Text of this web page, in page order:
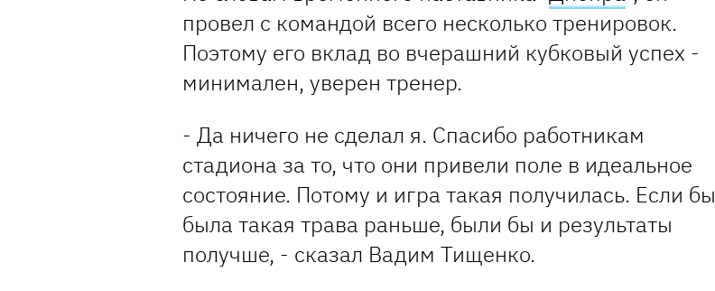
провел с командой всего несколько тренировок.
Поэтому его вклад во вчерашний кубковый успех -
минимален, уверен тренер.
- Да ничего не сделал я. Спасибо работникам
стадиона за то, что они привели поле в идеальное
состояние. Потому и игра такая получилась. Если бы
была такая трава раньше, были бы и результаты
получше, - сказал Вадим Тищенко.